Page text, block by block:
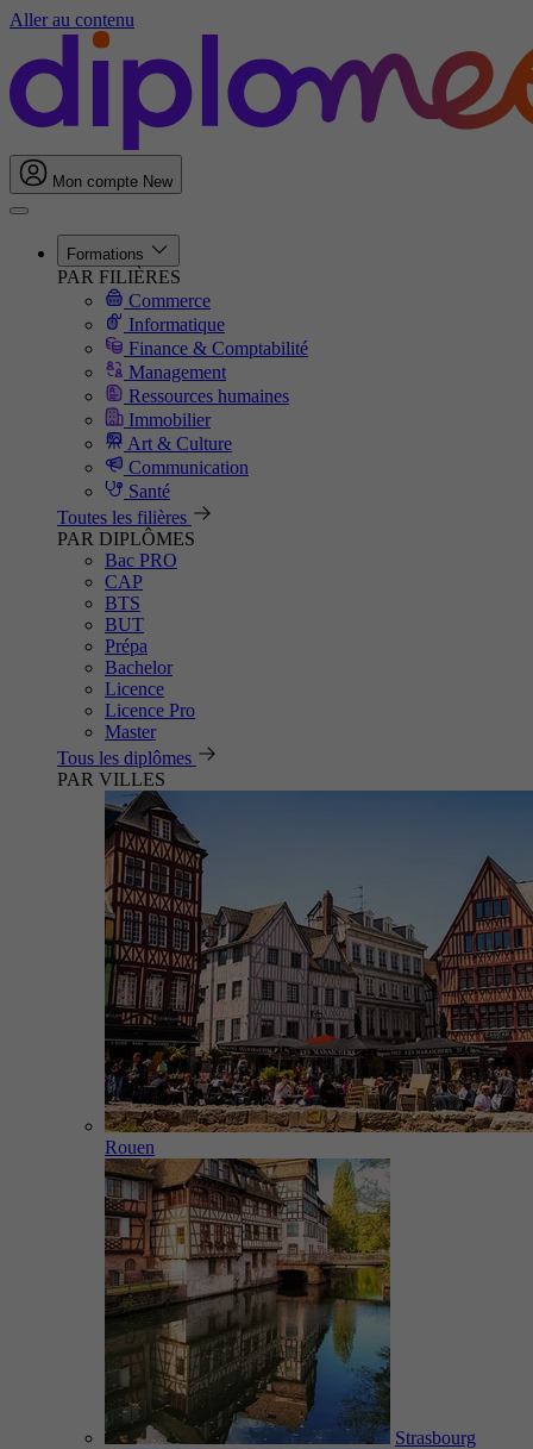
Aller au contenu
Mon compte New
Formations
PAR FILIÈRES
Commerce
Informatique
Finance & Comptabilité
Management
Ressources humaines
Immobilier
Art & Culture
Communication
Santé
Toutes les filières
PAR DIPLÔMES
Bac PRO
CAP
BTS
BUT
Prépa
Bachelor
Licence
Licence Pro
Master
Tous les diplômes
PAR VILLES
Rouen
Strasbourg